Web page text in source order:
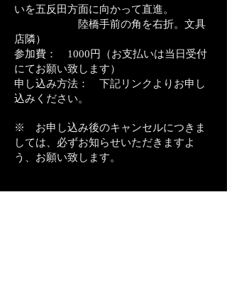
いを五反田方面に向かって直進。
陸橋手前の角を右折。文具
店隣）
参加費： 1000円（お支払いは当日受付
にてお願い致します）
申し込み方法： 下記リンクよりお申し
込みください。
※ お申し込み後のキャンセルにつきま
しては、必ずお知らせいただきますよ
う、お願い致します。